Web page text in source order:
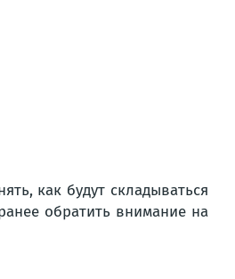
как будут складываться
обратить внимание на